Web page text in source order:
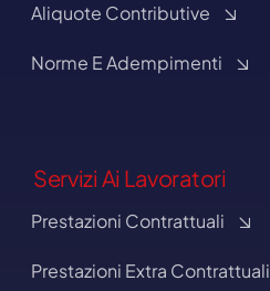
Aliquote Contributive
Norme E Adempimenti
Servizi Ai Lavoratori
Prestazioni Contrattuali
Prestazioni Extra Contrattuali